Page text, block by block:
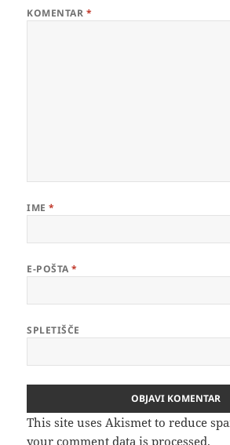
KOMENTAR *
IME*
E-POŠTA*
SPLETIŠČE
This site uses Akismet to reduce
your comment data is processed.